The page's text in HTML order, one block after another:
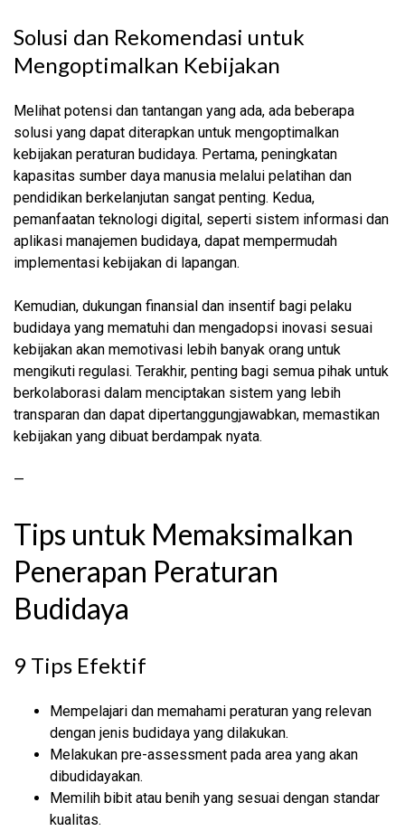
Solusi dan Rekomendasi untuk
Mengoptimalkan Kebijakan
Melihat potensi dan tantangan yang ada, ada beberapa
solusi yang dapat diterapkan untuk mengoptimalkan
kebijakan peraturan budidaya. Pertama, peningkatan
kapasitas sumber daya manusia melalui pelatihan dan
pendidikan berkelanjutan sangat penting. Kedua,
pemanfaatan teknologi digital, seperti sistem informasi dan
aplikasi manajemen budidaya, dapat mempermudah
implementasi kebijakan di lapangan.
Kemudian, dukungan finansial dan insentif bagi pelaku
budidaya yang mematuhi dan mengadopsi inovasi sesuai
kebijakan akan memotivasi lebih banyak orang untuk
mengikuti regulasi. Terakhir, penting bagi semua pihak untuk
berkolaborasi dalam menciptakan sistem yang lebih
transparan dan dapat dipertanggungjawabkan, memastikan
kebijakan yang dibuat berdampak nyata.
—
Tips untuk Memaksimalkan
Penerapan Peraturan
Budidaya
9 Tips Efektif
Mempelajari dan memahami peraturan yang relevan
dengan jenis budidaya yang dilakukan.
Melakukan pre-assessment pada area yang akan
dibudidayakan.
Memilih bibit atau benih yang sesuai dengan standar
kualitas.